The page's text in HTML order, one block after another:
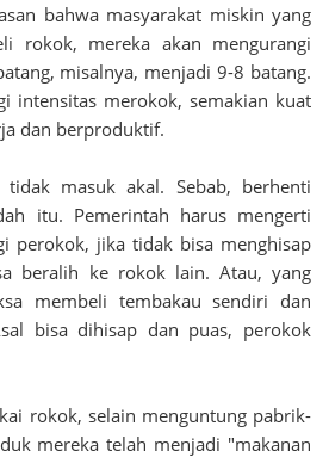
bahwa masyarakat miskin yang
rokok, mereka akan mengurangi
misalnya, menjadi 9-8 batang.
intensitas merokok, semakian kuat
dan berproduktif.
tidak masuk akal. Sebab, berhenti
itu. Pemerintah harus mengerti
perokok, jika tidak bisa menghisap
beralih ke rokok lain. Atau, yang
membeli tembakau sendiri dan
bisa dihisap dan puas, perokok
rokok, selain menguntung pabrik-
mereka telah menjadi "makanan